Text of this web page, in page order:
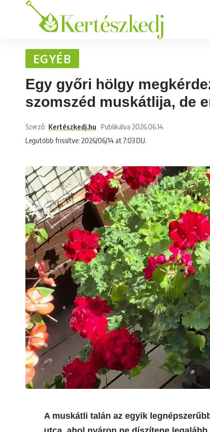
EGYÉB
Egy győri hölgy
szomszéd muskátlija, de
Legutóbb frissítve: 2026/06/14 at 7:03 DU.
Szerző: Kertészkedj.hu Publikálva 2026.06.14.
A muskátli talán az egyik